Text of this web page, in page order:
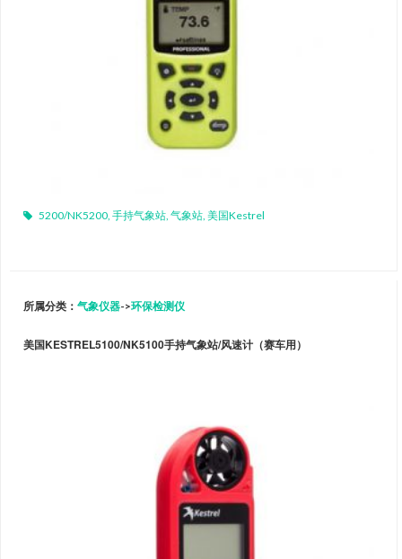
5200/NK5200 手持气象站 气象站 美国Kestrel
所属分类： 气象仪器->环保检测仪
美国KESTREL5100/NK5100手持气象站/风速计（赛车用）